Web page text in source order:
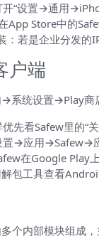
“设置→通用
App Store中的
：若是企业分发的
户端
系统设置→Play商
先看Safew里的“关
置→应用→Safew→
在Google Play
包工具查看
个内部模块组成